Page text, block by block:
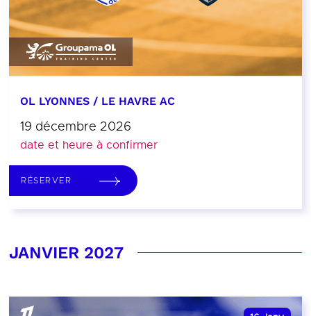
OL LYONNES / LE HAVRE AC
19 décembre 2026
date et heure à confirmer
RÉSERVER
JANVIER 2027